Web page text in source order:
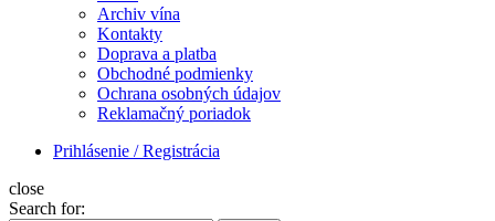
Archiv vína
Kontakty
Doprava a platba
Obchodné podmienky
Ochrana osobných údajov
Reklamačný poriadok
Prihlásenie / Registrácia
close
Search for: